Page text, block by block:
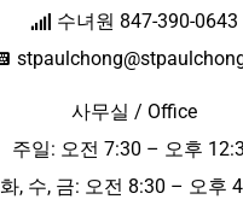
수녀원 847-390-0643
사무실 / Office
주일: 오전 7:30 – 오후
화, 수, 금: 오전 8:30 – 오후